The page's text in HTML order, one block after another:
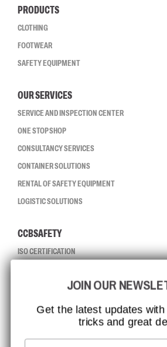
PRODUCTS
CLOTHING
FOOTWEAR
SAFETY EQUIPMENT
OUR SERVICES
SERVICE AND INSPECTION CENTER
ONE STOP SHOP
CONSULTANCY SERVICES
CONTAINER SOLUTIONS
RENTAL OF SAFETY EQUIPMENT
LOGISTIC SOLUTIONS
CCBSAFETY
ISO CERTIFICATION
MISSION, VISION AND VALUES
CONTACT
MEDIA
JOIN OUR
Get the latest updates
tricks and great
Email